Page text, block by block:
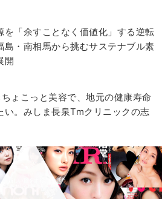
を「余すことなく価値化」する逆転
島・南相馬から挑むサステナブル素
開​
ょこっと美容で、地元の健康寿命
い。みしま長泉Tmクリニックの志